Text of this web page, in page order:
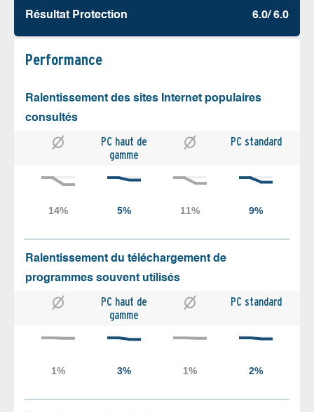
Résultat Protection 6.0/ 6.0
Performance
Ralentissement des sites Internet populaires
consultés
PC haut de
gamme
PC standard
Ralentissement du téléchargement de
programmes souvent utilisés
PC haut de
gamme
PC standard